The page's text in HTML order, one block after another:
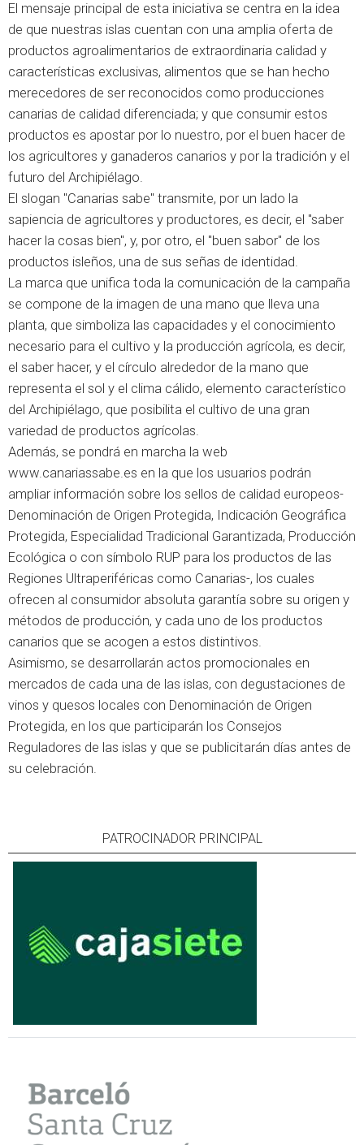
El mensaje principal de esta iniciativa se centra en la idea
de que nuestras islas cuentan con una amplia oferta de
productos agroalimentarios de extraordinaria calidad y
características exclusivas, alimentos que se han hecho
merecedores de ser reconocidos como producciones
canarias de calidad diferenciada; y que consumir estos
productos es apostar por lo nuestro, por el buen hacer de
los agricultores y ganaderos canarios y por la tradición y el
futuro del Archipiélago.
El slogan "Canarias sabe" transmite, por un lado la
sapiencia de agricultores y productores, es decir, el "saber
hacer la cosas bien", y, por otro, el "buen sabor" de los
productos isleños, una de sus señas de identidad.
La marca que unifica toda la comunicación de la campaña
se compone de la imagen de una mano que lleva una
planta, que simboliza las capacidades y el conocimiento
necesario para el cultivo y la producción agrícola, es decir,
el saber hacer, y el círculo alrededor de la mano que
representa el sol y el clima cálido, elemento característico
del Archipiélago, que posibilita el cultivo de una gran
variedad de productos agrícolas.
Además, se pondrá en marcha la web
www.canariassabe.es en la que los usuarios podrán
ampliar información sobre los sellos de calidad europeos-
Denominación de Origen Protegida, Indicación Geográfica
Protegida, Especialidad Tradicional Garantizada, Producción
Ecológica o con símbolo RUP para los productos de las
Regiones Ultraperiféricas como Canarias-, los cuales
ofrecen al consumidor absoluta garantía sobre su origen y
métodos de producción, y cada uno de los productos
canarios que se acogen a estos distintivos.
Asimismo, se desarrollarán actos promocionales en
mercados de cada una de las islas, con degustaciones de
vinos y quesos locales con Denominación de Origen
Protegida, en los que participarán los Consejos
Reguladores de las islas y que se publicitarán días antes de
su celebración.
PATROCINADOR PRINCIPAL